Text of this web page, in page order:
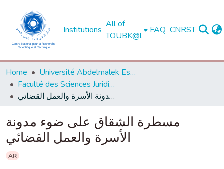
Institutions
All of
TOUBK@l
FAQ CNRST
Home
Université Abdelmalek Essaadi - Tétouan
Faculté des Sciences Juridiques, Economiques et Sociales - Tanger
مسطرة الشقاق على ضوء مدونة الأسرة والعمل القضائي
مسطرة الشقاق على ضوء مدونة
الأسرة والعمل القضائي
AR